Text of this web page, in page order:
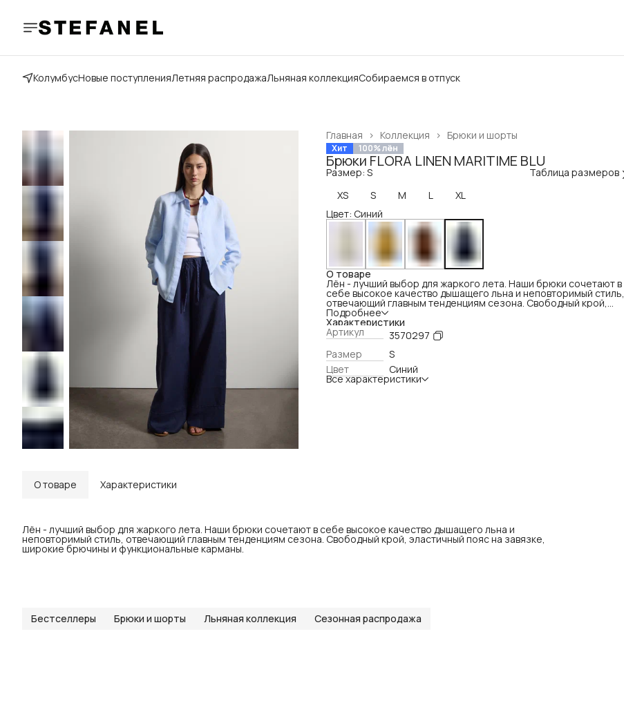
КолумбусНовые поступленияЛетняя распродажаЛьняная коллекцияСобираемся в отпуск
Брюки и шорты
Коллекция ›
Главная ›
Хит 100% лён
Брюки FLORA LINEN MARITIME BLU
Размер: S
Таблица размеров
XS
S M L
XL
Цвет: Синий
О товаре
Лён - лучший выбор для жаркого лета. Наши брюки сочетают в
себе высокое качество дышащего льна и неповторимый стиль,
отвечающий главным тенденциям сезона. Свободный крой,
эластичный пояс на завязке, широкие брючины и
функциональные карманы.
Подробнее
Характеристики
Артикул
3570297
Размер
S
Цвет
Синий
Все характеристики
О товаре Характеристики
Лён - лучший выбор для жаркого лета. Наши брюки сочетают в себе высокое качество дышащего льна и
неповторимый стиль, отвечающий главным тенденциям сезона. Свободный крой, эластичный пояс на завязке,
широкие брючины и функциональные карманы.
Бестселлеры Брюки и шорты Льняная коллекция Сезонная распродажа